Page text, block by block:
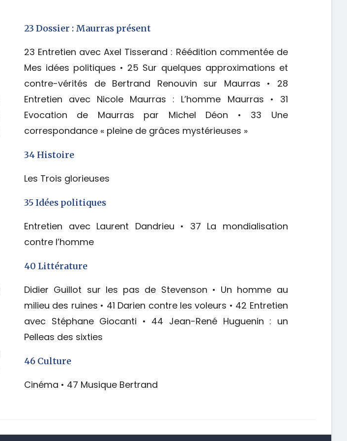
23 Dossier : Maurras présent
23 Entretien avec Axel Tisserand : Réédition commentée de
Mes idées politiques • 25 Sur quelques approximations et
contre-vérités de Bertrand Renouvin sur Maurras • 28
Entretien avec Nicole Maurras : L’homme Maurras • 31
Evocation de Maurras par Michel Déon • 33 Une
correspondance « pleine de grâces mystérieuses »
34 Histoire
Les Trois glorieuses
35 Idées politiques
Entretien avec Laurent Dandrieu • 37 La mondialisation
contre l’homme
40 Littérature
Didier Guillot sur les pas de Stevenson • Un homme au
milieu des ruines • 41 Darien contre les voleurs • 42 Entretien
avec Stéphane Giocanti • 44 Jean-René Huguenin : un
Pelleas des sixties
46 Culture
Cinéma • 47 Musique Bertrand